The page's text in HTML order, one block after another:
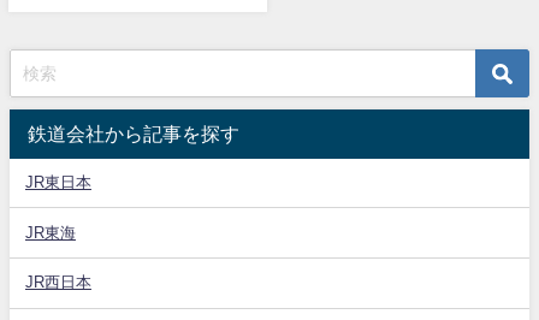
鉄道会社から記事を探す
JR東日本
JR東海
JR西日本